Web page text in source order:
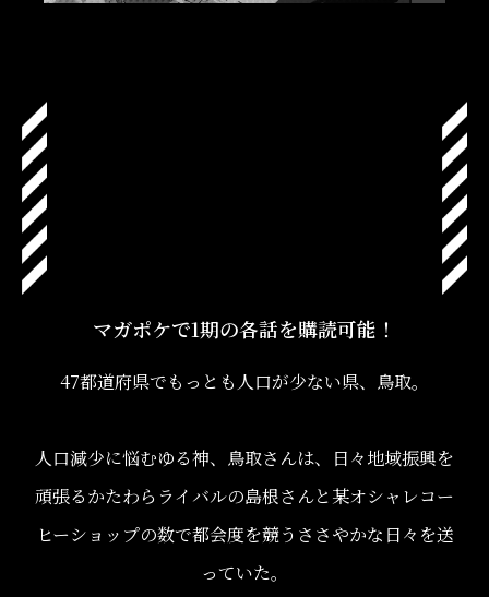
マガポケで1期の各話を購読可能！
47都道府県でもっとも人口が少ない県、鳥取。
人口減少に悩むゆる神、鳥取さんは、日々地域振興を
頑張るかたわらライバルの島根さんと某オシャレコー
ヒーショップの数で都会度を競うささやかな日々を送
っていた。